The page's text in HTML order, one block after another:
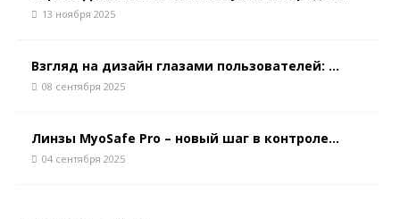
13 ноября 2025
Взгляд на дизайн глазами пользователей: ...
08 сентября 2025
Линзы MyoSafe Pro – новый шаг в контроле...
04 сентября 2025